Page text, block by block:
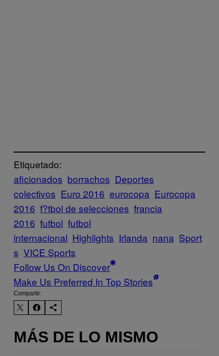
Etiquetado:
aficionados borrachos Deportes
colectivos Euro 2016 eurocopa Eurocopa
2016 f?tbol de selecciones francia
2016 futbol futbol
internacional Highlights Irlanda nana Sport
s VICE Sports
Follow Us On Discover
Make Us Preferred In Top Stories
Compartir:
MÁS DE LO MISMO